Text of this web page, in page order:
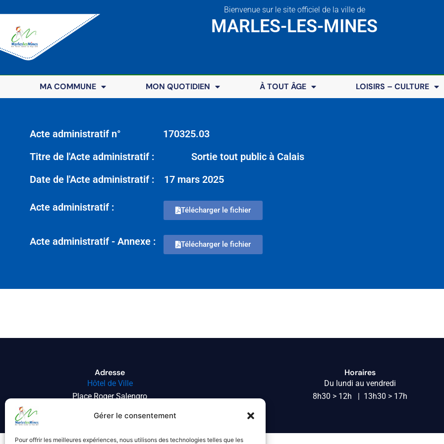
Gérer le consentement
Pour offrir les meilleures expériences, nous utilisons des technologies telles que les
Bienvenue sur le site officiel de la ville de
MARLES-LES-MINES
MA COMMUNE MON QUOTIDIEN À TOUT ÂGE LOISIRS – CULTURE
Acte administratif n°
170325.03
Titre de l'Acte administratif :
Sortie tout public à Calais
Date de l'Acte administratif :
17 mars 2025
Acte administratif : Télécharger le fichier
Acte administratif - Annexe : Télécharger le fichier
Adresse
Hôtel de Ville
Place Roger Salengro
Horaires
Du lundi au vendredi
8h30 > 12h | 13h30 > 17h